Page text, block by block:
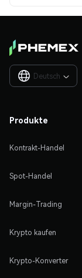
Deutsch 
Produkte
Kontrakt-Handel
Spot-Handel
Margin-Trading
Krypto kaufen
Krypto-Konverter